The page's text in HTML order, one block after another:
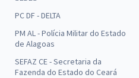
PC DF - DELTA
PM AL - Polícia Militar do Estado
de Alagoas
SEFAZ CE - Secretaria da
Fazenda do Estado do Ceará